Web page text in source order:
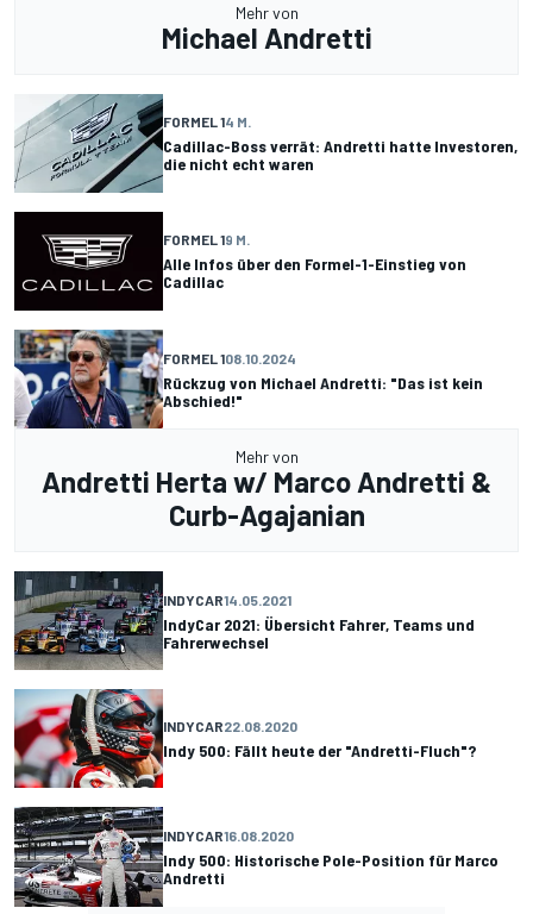
Mehr von
Michael Andretti
FORMEL 14 M.
Cadillac-Boss verrät: Andretti hatte Investoren,
die nicht echt waren
FORMEL 19 M.
Alle Infos über den Formel-1-Einstieg von
Cadillac
FORMEL 108.10.2024
Rückzug von Michael Andretti: "Das ist kein
Abschied!"
Mehr von
Andretti Herta w/ Marco Andretti &
Curb-Agajanian
INDYCAR14.05.2021
IndyCar 2021: Übersicht Fahrer, Teams und
Fahrerwechsel
INDYCAR22.08.2020
Indy 500: Fällt heute der "Andretti-Fluch"?
INDYCAR16.08.2020
Indy 500: Historische Pole-Position für Marco
Andretti